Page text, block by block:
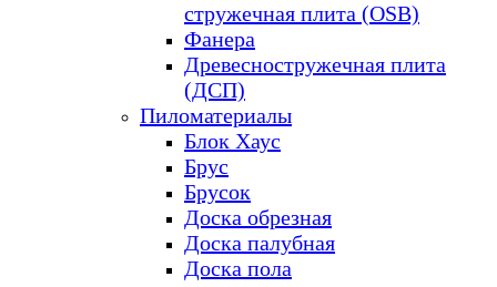
стружечная плита (OSB)
Фанера
Древесностружечная плита
(ДСП)
Пиломатериалы
Блок Хаус
Брус
Брусок
Доска обрезная
Доска палубная
Доска пола